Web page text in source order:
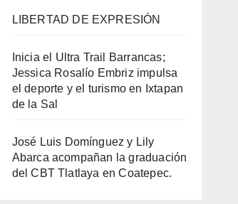
LIBERTAD DE EXPRESIÓN
Inicia el Ultra Trail Barrancas;
Jessica Rosalío Embriz impulsa
el deporte y el turismo en Ixtapan
de la Sal
José Luis Domínguez y Lily
Abarca acompañan la graduación
del CBT Tlatlaya en Coatepec.